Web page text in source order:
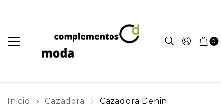
0
Inicio Cazadora Cazadora Denin